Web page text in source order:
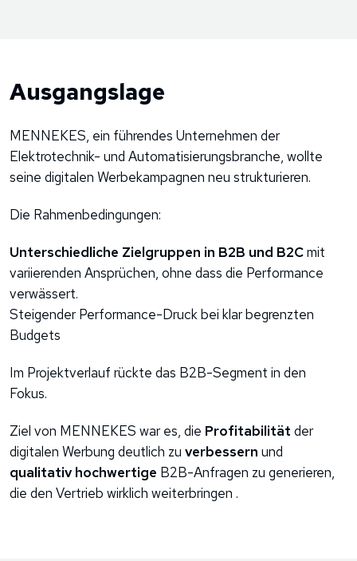
Ausgangslage
MENNEKES, ein führendes Unternehmen der
Elektrotechnik- und Automatisierungsbranche, wollte
seine digitalen Werbekampagnen neu strukturieren.
Die Rahmenbedingungen:
Unterschiedliche Zielgruppen in B2B und B2Cmit
variierenden Ansprüchen, ohne dass die Performance
verwässert.
Steigender Performance-Druck bei klar begrenzten
Budgets
Im Projektverlauf rückte das B2B-Segment in den
Fokus.
Ziel von MENNEKES war es, die Profitabilität der
digitalen Werbung deutlich zu verbessern und
qualitativ hochwertige B2B-Anfragen zu generieren,
die den Vertrieb wirklich weiterbringen .